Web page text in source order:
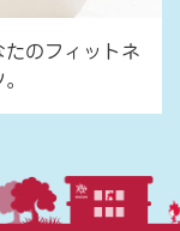
のフィットネ